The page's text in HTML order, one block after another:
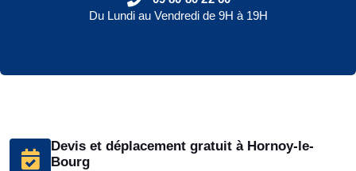
Devis et déplacement gratuit à Hornoy-le-
Bourg
Du Lundi au Vendredi de 9H à 19H